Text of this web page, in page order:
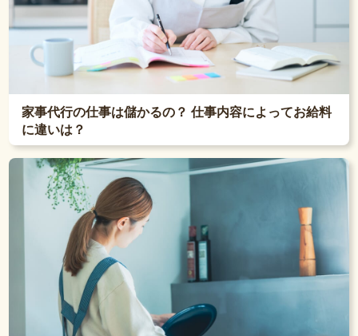
家事代行の仕事は儲かるの？ 仕事内容によってお給料
に違いは？